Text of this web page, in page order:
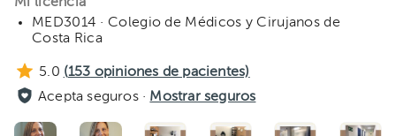
MED3014 · Colegio de Médicos y Cirujanos de
Costa Rica
5.0 (153 opiniones de pacientes)
Acepta seguros · Mostrar seguros